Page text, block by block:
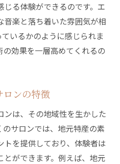
える美と健康
体感する技術力の高さ
至福のひととき
合する浅草橋の魅力
の旅に出るエステプラン
にする浅草橋の文化
エステでリラクゼーション
時に楽しむ方法
る体験ができるのです。エ
音楽と落ち着いた雰囲気が相
いるかのように感じられま
効果を一層高めてくれるの
ロンの特徴
は、その地域性を生かした
サロンでは、地元特産の素
を提供しており、体験者は
とができます。例えば、地元